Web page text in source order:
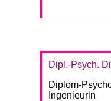
Dipl.-Psych.
Diplom-
Ingenieurin